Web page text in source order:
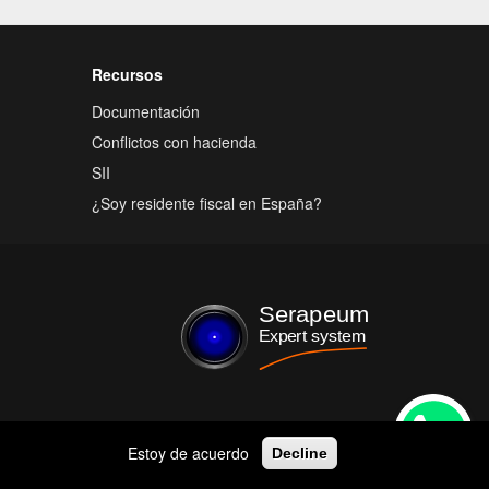
Recursos
Documentación
Conflictos con hacienda
SII
¿Soy residente fiscal en España?
Estoy de acuerdo Decline